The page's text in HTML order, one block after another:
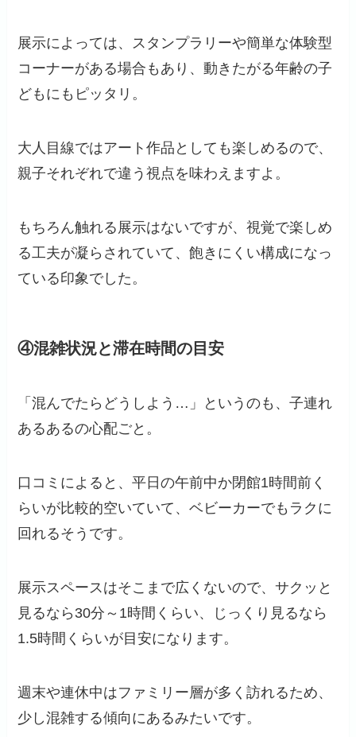
展示によっては、スタンプラリーや簡単な体験型
コーナーがある場合もあり、動きたがる年齢の子
どもにもピッタリ。
大人目線ではアート作品としても楽しめるので、
親子それぞれで違う視点を味わえますよ。
もちろん触れる展示はないですが、視覚で楽しめ
る工夫が凝らされていて、飽きにくい構成になっ
ている印象でした。
④混雑状況と滞在時間の目安
「混んでたらどうしよう…」というのも、子連れ
あるあるの心配ごと。
口コミによると、平日の午前中か閉館1時間前く
らいが比較的空いていて、ベビーカーでもラクに
回れるそうです。
展示スペースはそこまで広くないので、サクッと
見るなら30分～1時間くらい、じっくり見るなら
1.5時間くらいが目安になります。
週末や連休中はファミリー層が多く訪れるため、
少し混雑する傾向にあるみたいです。